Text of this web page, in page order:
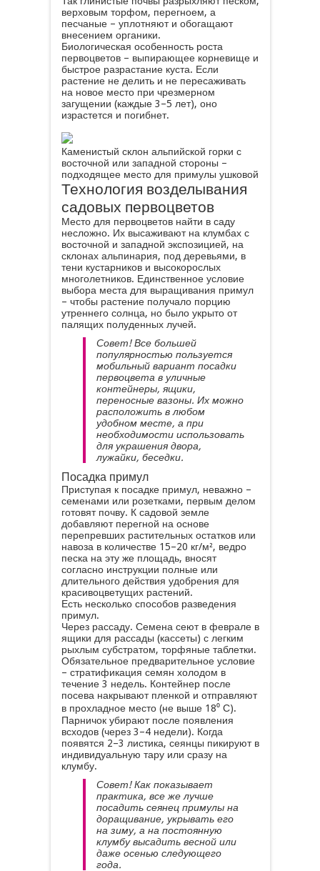
верховым торфом, перегноем, а
песчаные – уплотняют и обогащают
внесением органики.
Биологическая особенность роста
первоцветов – выпирающее корневище и
быстрое разрастание куста. Если
растение не делить и не пересаживать
на новое место при чрезмерном
загущении (каждые 3–5 лет), оно
израстется и погибнет.
Каменистый склон альпийской горки с
восточной или западной стороны –
подходящее место для примулы ушковой
Технология возделывания
садовых первоцветов
Место для первоцветов найти в саду
несложно. Их высаживают на клумбах с
восточной и западной экспозицией, на
склонах альпинария, под деревьями, в
тени кустарников и высокорослых
многолетников. Единственное условие
выбора места для выращивания примул
– чтобы растение получало порцию
утреннего солнца, но было укрыто от
палящих полуденных лучей.
Совет! Все большей
популярностью пользуется
мобильный вариант посадки
первоцвета в уличные
контейнеры, ящики,
переносные вазоны. Их можно
расположить в любом
удобном месте, а при
необходимости использовать
для украшения двора,
лужайки, беседки.
Посадка примул
Приступая к посадке примул, неважно –
семенами или розетками, первым делом
готовят почву. К садовой земле
добавляют перегной на основе
перепревших растительных остатков или
навоза в количестве 15–20 кг/м², ведро
песка на эту же площадь, вносят
согласно инструкции полные или
длительного действия удобрения для
красивоцветущих растений.
Есть несколько способов разведения
примул.
Через рассаду. Семена сеют в феврале в
ящики для рассады (кассеты) с легким
рыхлым субстратом, торфяные таблетки.
Обязательное предварительное условие
– стратификация семян холодом в
течение 3 недель. Контейнер после
посева накрывают пленкой и отправляют
в прохладное место (не выше 18⁰ С).
Парничок убирают после появления
всходов (через 3–4 недели). Когда
появятся 2–3 листика, сеянцы пикируют в
индивидуальную тару или сразу на
клумбу.
Совет! Как показывает
практика, все же лучше
посадить сеянец примулы на
доращивание, укрывать его
на зиму, а на постоянную
клумбу высадить весной или
даже осенью следующего
года.